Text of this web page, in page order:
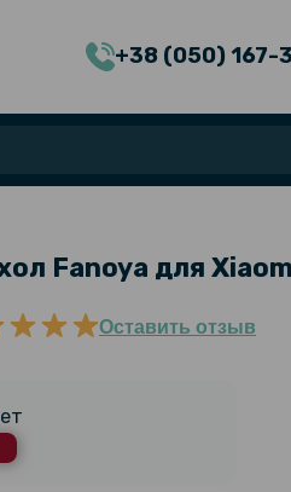
+38 (050) 167-
Fanoya для
Оставить отзыв